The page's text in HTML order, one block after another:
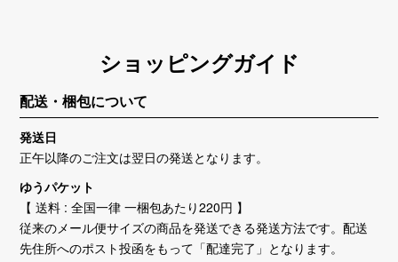
ショッピングガイド
配送・梱包について
発送日
正午以降のご注文は翌日の発送となります。
ゆうパケット
【 送料 : 全国一律 一梱包あたり220円 】
従来のメール便サイズの商品を発送できる発送方法です。配送
先住所へのポスト投函をもって「配達完了」となります。